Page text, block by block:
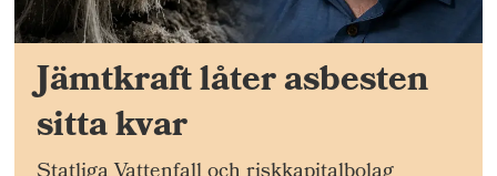
Jämtkraft låter asbesten
sitta kvar